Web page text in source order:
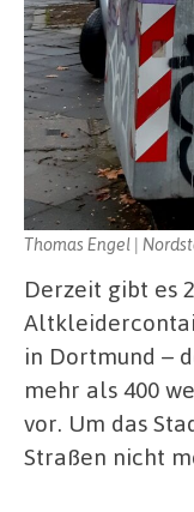
Thomas Engel |
Derzeit gibt es
in Dortmund –
mehr als 400
vor. Um das
Straßen nicht